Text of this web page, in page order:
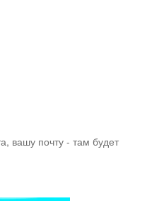
вашу почту - там будет